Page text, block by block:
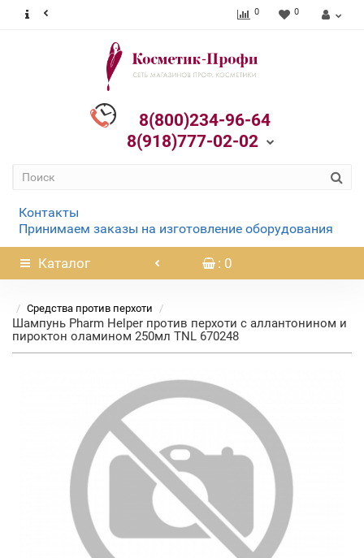
0 0
8(800)234-96-64
8(918)777-02-02
Контакты
Принимаем заказы на изготовление оборудования
Каталог : 0
Средства против перхоти
Шампунь Pharm Helper против перхоти с аллантонином и
пироктон оламином 250мл TNL 670248